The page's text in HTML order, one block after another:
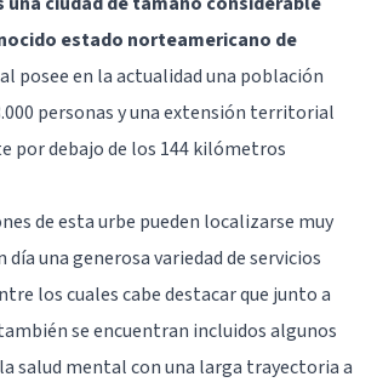
estado norteamericano de
posee en la actualidad una población
personas y una extensión territorial
por debajo de los 144 kilómetros
de esta urbe pueden localizarse muy
una generosa variedad de servicios
los cuales cabe destacar que junto a
se encuentran incluidos algunos
salud mental con una larga trayectoria a